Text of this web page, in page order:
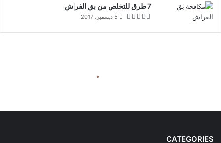
7 طرق للتخلص من بق الفراش
5 ديسمبر، 2017
CATEGORIES